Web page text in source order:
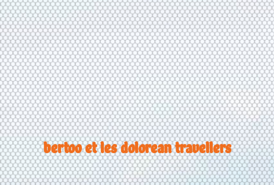
bertoo et les dolorean travellers